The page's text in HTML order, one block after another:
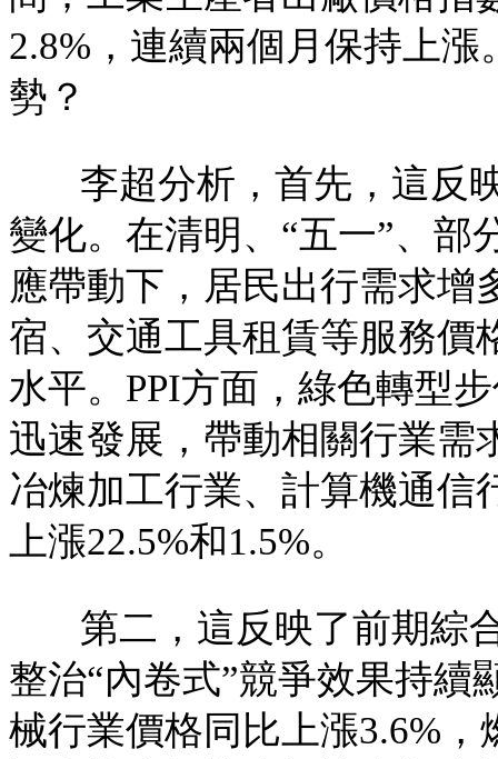
2.8%，連續兩個月保持上
勢？
李超分析，首先，這反
變化。在清明、“五一”、部
應帶動下，居民出行需求增
宿、交通工具租賃等服務價
水平。PPI方面，綠色轉型
迅速發展，帶動相關行業需
冶煉加工行業、計算機通信
上漲22.5%和1.5%。
第二，這反映了前期綜
整治“內卷式”競爭效果持續
械行業價格同比上漲3.6%